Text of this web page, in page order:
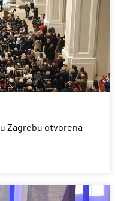
Zagrebu otvorena